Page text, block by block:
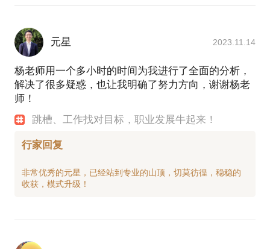
元星 2023.11.14
杨老师用一个多小时的时间为我进行了全面的分析，
解决了很多疑惑，也让我明确了努力方向，谢谢杨老
师！
跳槽、工作找对目标，职业发展牛起来！
行家回复
非常优秀的元星，已经站到专业的山顶，切莫彷徨，稳稳的